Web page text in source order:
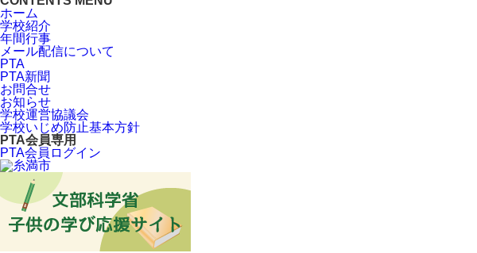
ホーム
学校紹介
年間行事
メール配信について
PTA
PTA新聞
お問合せ
お知らせ
学校運営協議会
学校いじめ防止基本方針
PTA会員専用
PTA会員ログイン